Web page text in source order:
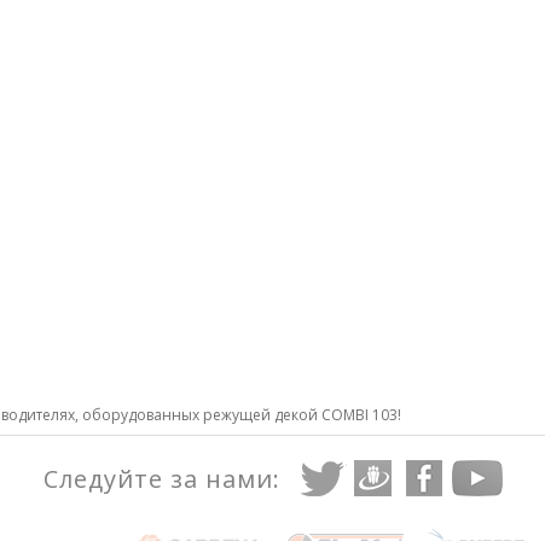
оборудованных режущей декой COMBI 103!
Следуйте за нами: